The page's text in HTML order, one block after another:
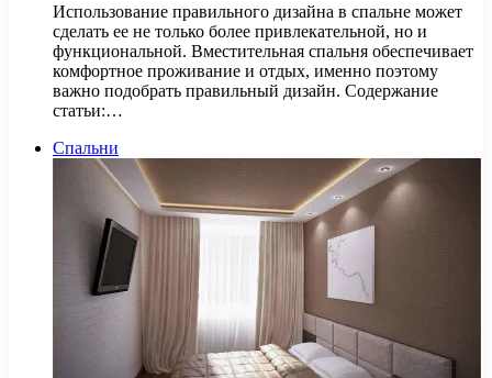
Использование правильного дизайна в спальне может
сделать ее не только более привлекательной, но и
функциональной. Вместительная спальня обеспечивает
комфортное проживание и отдых, именно поэтому
важно подобрать правильный дизайн. Содержание
статьи:…
Спальни